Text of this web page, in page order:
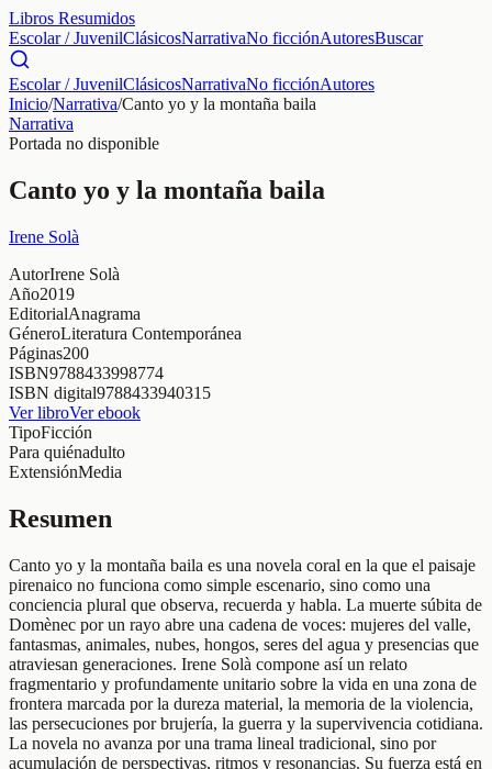
Libros Resumidos
Escolar / JuvenilClásicosNarrativaNo ficciónAutoresBuscar
Escolar / JuvenilClásicosNarrativaNo ficciónAutores
Inicio/Narrativa/Canto yo y la montaña baila
Narrativa
Portada no disponible
Canto yo y la montaña baila
Irene Solà
AutorIrene Solà
Año2019
EditorialAnagrama
GéneroLiteratura Contemporánea
Páginas200
ISBN9788433998774
ISBN digital9788433940315
Ver libroVer ebook
TipoFicción
Para quiénadulto
ExtensiónMedia
Resumen
Canto yo y la montaña baila es una novela coral en la que el paisaje
pirenaico no funciona como simple escenario, sino como una
conciencia plural que observa, recuerda y habla. La muerte súbita de
Domènec por un rayo abre una cadena de voces: mujeres del valle,
fantasmas, animales, nubes, hongos, seres del agua y presencias que
atraviesan generaciones. Irene Solà compone así un relato
fragmentario y profundamente unitario sobre la vida en una zona de
frontera marcada por la dureza material, la memoria de la violencia,
las persecuciones por brujería, la guerra y la supervivencia cotidiana.
La novela no avanza por una trama lineal tradicional, sino por
acumulación de perspectivas, ritmos y resonancias. Su fuerza está en